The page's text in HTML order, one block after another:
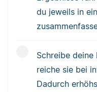
du jeweils in
Schreibe
reiche sie bei
Dadurch